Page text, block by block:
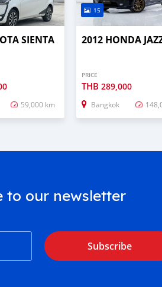
SIENTA
59,000 km
15
2012 HONDA
PRICE
THB 289,000
Bangkok
to our newsletter
Subscribe